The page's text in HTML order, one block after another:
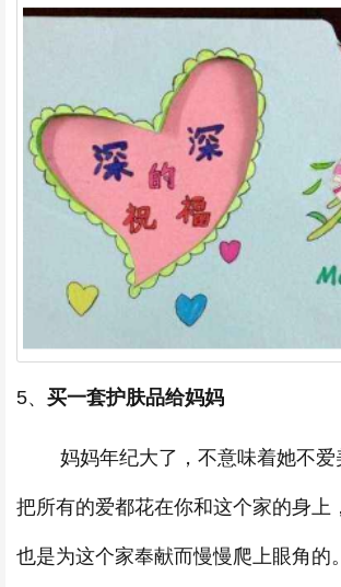
5、 买一套护肤品给妈妈
妈妈年纪大了，不意味着她不爱
把所有的爱都花在你和这个家的身上
也是为这个家奉献而慢慢爬上眼角的